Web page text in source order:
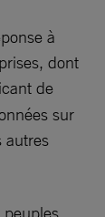
à
dont
de
sur
autres
peuples